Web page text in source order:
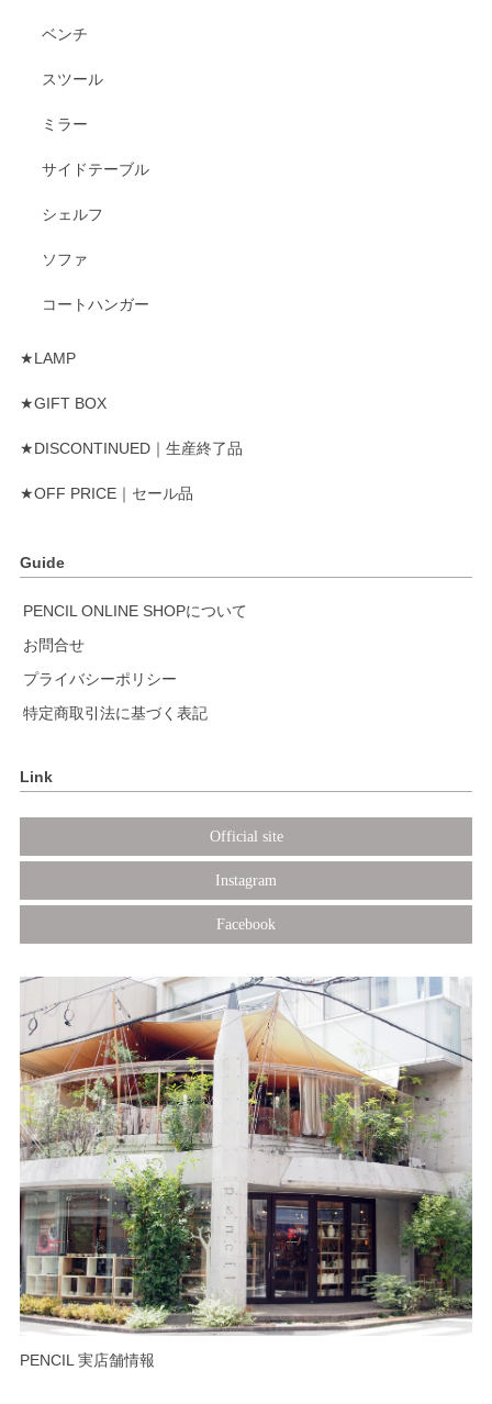
ベンチ
スツール
ミラー
サイドテーブル
シェルフ
ソファ
コートハンガー
★LAMP
★GIFT BOX
★DISCONTINUED｜生産終了品
★OFF PRICE｜セール品
Guide
PENCIL ONLINE SHOPについて
お問合せ
プライバシーポリシー
特定商取引法に基づく表記
Link
Official site
Instagram
Facebook
PENCIL 実店舗情報